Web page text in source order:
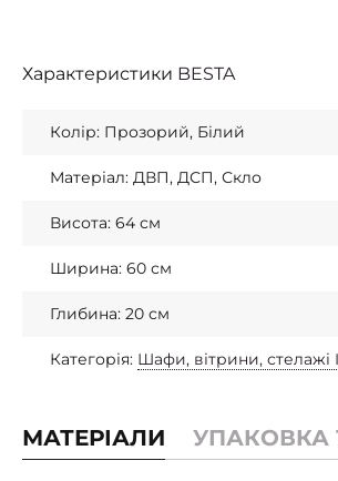
Характеристики BESTA
Колір: Прозорий, Білий
Матеріал: ДВП, ДСП, Скло
Висота: 64 см
Ширина: 60 см
Глибина: 20 см
Категорія: Шафи, вітрини, стелажі
МАТЕРІАЛИ УПАКОВКА